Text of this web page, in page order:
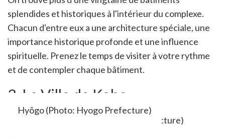
splendides et historiques à l'intérieur du complexe.
Chacun d'entre eux a une architecture spéciale, une
importance historique profonde et une influence
spirituelle. Prenez le temps de visiter à votre rythme
et de contempler chaque bâtiment.
3. La Ville de Kobe
Hyôgo (Photo: Hyogo Prefecture)